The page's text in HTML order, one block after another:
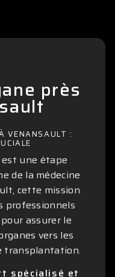
près
VENANSAULT :
une étape
de la médecine
cette mission
professionnels
assurer le
vers les
transplantation.
spécialisé et